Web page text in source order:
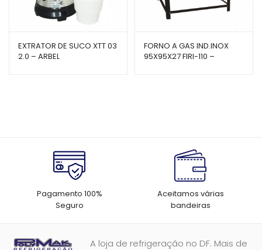
EXTRATOR DE SUCO XTT 03
2.0 – ARBEL
FORNO A GAS IND.INOX
95X95X27 FIRI-110 –
Pagamento 100%
Seguro
Aceitamos várias
bandeiras
A loja de refrigeração no DF. Mais de